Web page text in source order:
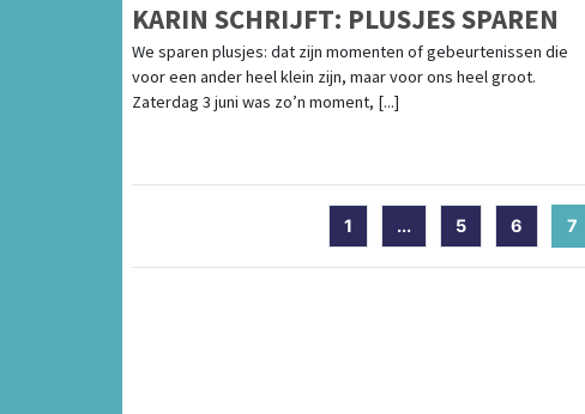
KARIN SCHRIJFT: PLUSJES SPAREN
We sparen plusjes: dat zijn momenten of gebeurtenissen die
voor een ander heel klein zijn, maar voor ons heel groot.
Zaterdag 3 juni was zo’n moment, [...]
1 ... 5 6 7